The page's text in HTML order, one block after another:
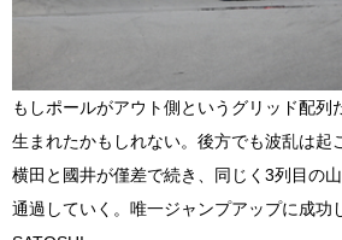
もしポールがアウト側というグリッド配列
生まれたかもしれない。後方でも波乱は起
横田と國井が僅差で続き、同じく3列目の
通過していく。唯一ジャンプアップに成功